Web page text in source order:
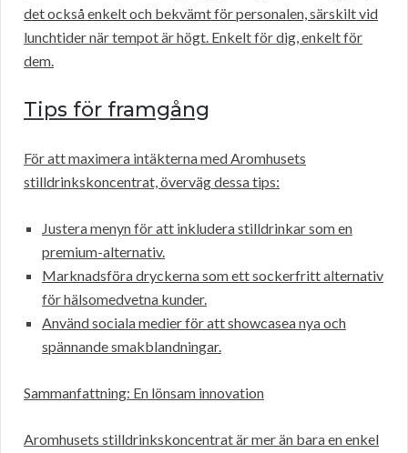
det också enkelt och bekvämt för personalen, särskilt vid
lunchtider när tempot är högt. Enkelt för dig, enkelt för
dem.
Tips för framgång
För att maximera intäkterna med Aromhusets
stilldrinkskoncentrat, överväg dessa tips:
Justera menyn för att inkludera stilldrinkar som en
premium-alternativ.
Marknadsföra dryckerna som ett sockerfritt alternativ
för hälsomedvetna kunder.
Använd sociala medier för att showcasea nya och
spännande smakblandningar.
Sammanfattning: En lönsam innovation
Aromhusets stilldrinkskoncentrat är mer än bara en enkel